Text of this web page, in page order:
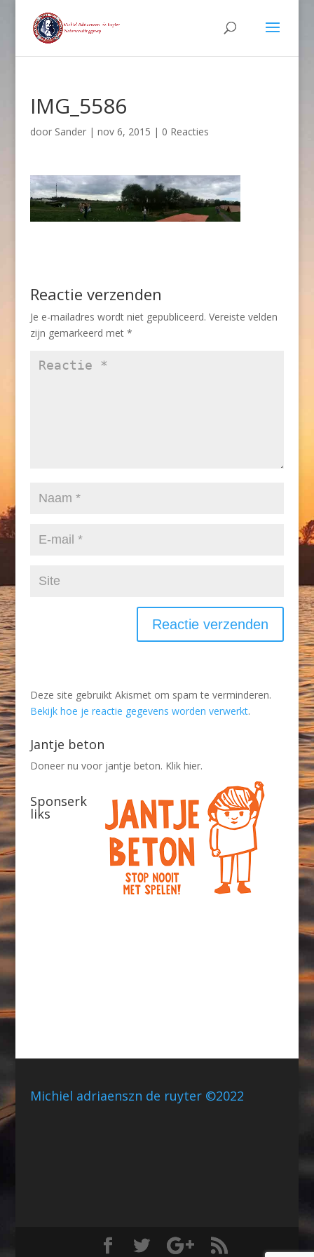
IMG_5586
door Sander| nov 6, 2015 | 0 Reacties
Reactie verzenden
Je e-mailadres wordt niet gepubliceerd. Vereiste velden
zijn gemarkeerd met *
Deze site gebruikt Akismet om spam te verminderen.
Bekijk hoe je reactie gegevens worden verwerkt.
Jantje beton
Doneer nu voor jantje beton. Klik hier.
Sponserk
liks
Michiel adriaenszn de ruyter ©2022